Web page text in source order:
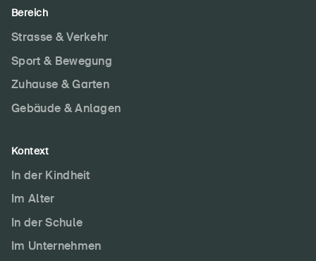
Bereich
Strasse & Verkehr
Sport & Bewegung
Zuhause & Garten
Gebäude & Anlagen
Kontext
In der Kindheit
Im Alter
In der Schule
Im Unternehmen